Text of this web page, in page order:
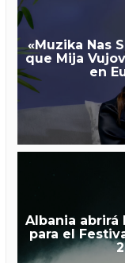
«Muzika Nas
que Mija
en
Albania
para el